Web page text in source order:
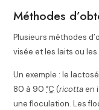
Méthodes
Plusieurs méthodes
visée et les laits ou
Un exemple : le
80 à 90 °C (ricottaen
une floculation. Les